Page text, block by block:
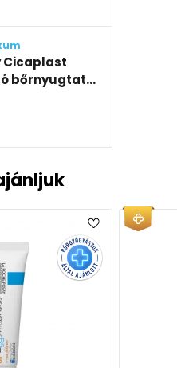
Cicaplast
bőrnyugtat...